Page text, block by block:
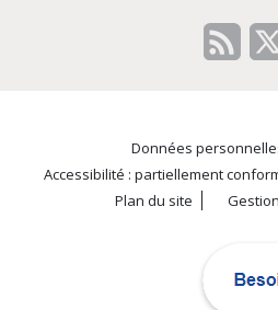
Données
Accessibilité : partiellement
Plan du site